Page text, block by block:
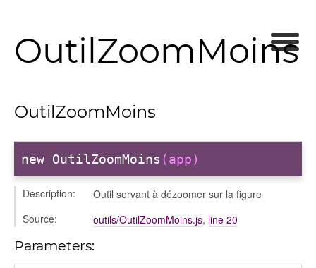
OutilZoomMoins
OutilZoomMoins
new OutilZoomMoins (app)
Description:
Outil servant à dézoomer sur la figure
Source:
outils/OutilZoomMoins.js, line 20
Parameters: